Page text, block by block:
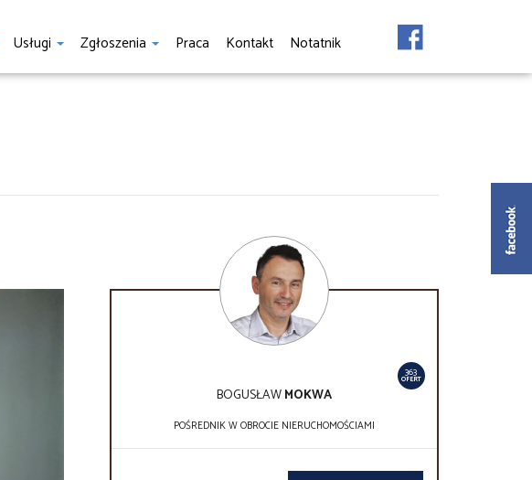
Usługi Zgłoszenia Praca Kontakt Notatnik
363
OFERT
BOGUSŁAWMOKWA
POŚREDNIK W OBROCIE NIERUCHOMOŚCIAMI